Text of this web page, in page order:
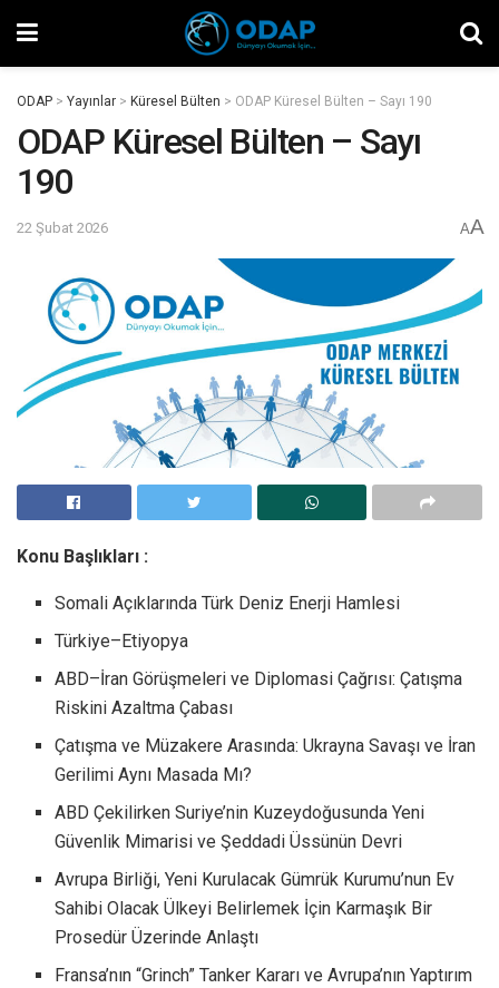
ODAP > Yayınlar > Küresel Bülten > ODAP Küresel Bülten – Sayı 190
ODAP Küresel Bülten – Sayı
190
22 Şubat 2026 AA
Konu Başlıkları :
Somali Açıklarında Türk Deniz Enerji Hamlesi
Türkiye–Etiyopya
ABD–İran Görüşmeleri ve Diplomasi Çağrısı: Çatışma
Riskini Azaltma Çabası
Çatışma ve Müzakere Arasında: Ukrayna Savaşı ve İran
Gerilimi Aynı Masada Mı?
ABD Çekilirken Suriye’nin Kuzeydoğusunda Yeni
Güvenlik Mimarisi ve Şeddadi Üssünün Devri
Avrupa Birliği, Yeni Kurulacak Gümrük Kurumu’nun Ev
Sahibi Olacak Ülkeyi Belirlemek İçin Karmaşık Bir
Prosedür Üzerinde Anlaştı
Fransa’nın “Grinch” Tanker Kararı ve Avrupa’nın Yaptırım